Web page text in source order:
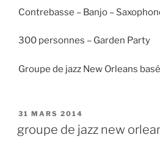
Contrebasse – Banjo –
300 personnes – Garden Party
Groupe de jazz New Orleans
PUBLIÉ
31 MARS 2014
groupe de jazz new